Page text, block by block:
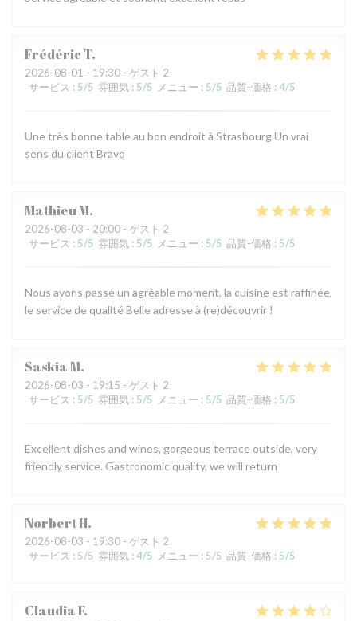
Frédéric T
2026-08-01 - 19:30 - ゲスト 2
サービス : 5/5 雰囲気 : 5/5 メニュー : 5/5 品質-価格 : 4/5
Une très bonne table au bon endroit à Strasbourg Un vrai
sens du client Bravo
MathieuM
2026-08-03 - 20:00 - ゲスト 2
サービス : 5/5 雰囲気 : 5/5 メニュー : 5/5 品質-価格 : 5/5
Nous avons passé un agréable moment, la cuisine est raffinée,
le service de qualité Belle adresse à (re)découvrir !
SaskiaM
2026-08-03 - 19:15 - ゲスト 2
サービス : 5/5 雰囲気 : 5/5 メニュー : 5/5 品質-価格 : 5/5
Excellent dishes and wines, gorgeous terrace outside, very
friendly service. Gastronomic quality, we will return
NorbertH
2026-08-03 - 19:30 - ゲスト 2
サービス : 5/5 雰囲気 : 4/5 メニュー : 5/5 品質-価格 : 5/5
ClaudiaF